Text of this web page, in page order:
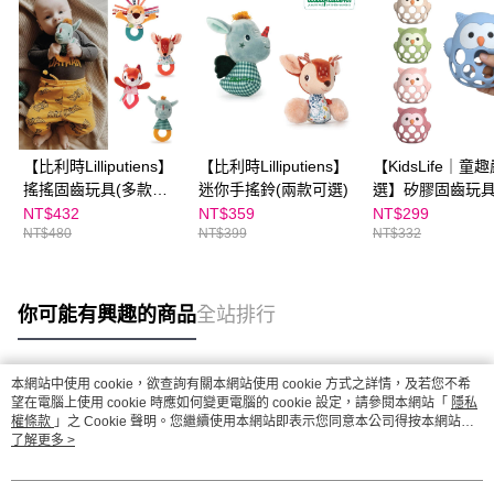
【比利時Lilliputiens】
搖搖固齒玩具(多款可
選)
NT$432
NT$480
【比利時Lilliputiens】
迷你手搖鈴(兩款可選)
NT$359
NT$399
【KidsLife｜童趣
選】矽膠固齒玩
色可選)
NT$299
NT$332
你可能有興趣的商品全站排行
熱門標籤
本網站中使用 cookie，欲查詢有關本網站使用 cookie 方式之詳情，及若您不希
望在電腦上使用 cookie 時應如何變更電腦的 cookie 設定，請參閱本網站「 隱私
權條款 」之 Cookie 聲明。您繼續使用本網站即表示您同意本公司得按本網站使
用條款之 Cookie 聲明使用 cookie。
了解更多 >